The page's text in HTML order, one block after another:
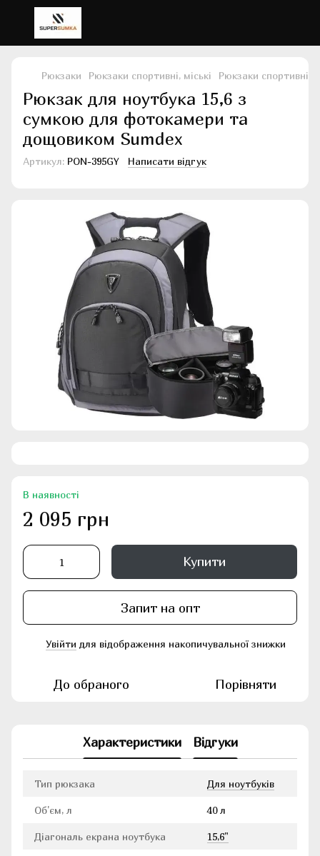
Рюкзаки Рюкзаки спортивні, міські Рюкзаки спортивні,
Рюкзак для ноутбука 15,6 з
сумкою для фотокамери та
дощовиком Sumdex
Артикул: PON-395GY Написати відгук
В наявності
2 095 грн
Купити
Запит на опт
Увійти для відображення накопичувальної знижки
До обраного Порівняти
Характеристики Відгуки
Тип рюкзака Для ноутбуків
Об'єм, л 40 л
Діагональ екрана ноутбука 15,6"